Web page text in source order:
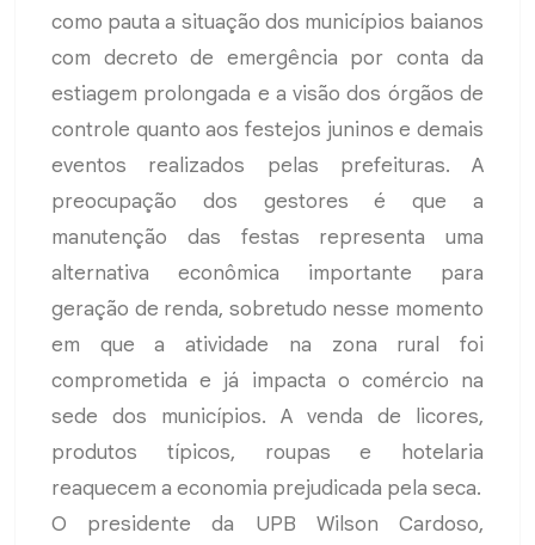
como pauta a situação dos municípios baianos
com decreto de emergência por conta da
estiagem prolongada e a visão dos órgãos de
controle quanto aos festejos juninos e demais
eventos realizados pelas prefeituras. A
preocupação dos gestores é que a
manutenção das festas representa uma
alternativa econômica importante para
geração de renda, sobretudo nesse momento
em que a atividade na zona rural foi
comprometida e já impacta o comércio na
sede dos municípios. A venda de licores,
produtos típicos, roupas e hotelaria
reaquecem a economia prejudicada pela seca.
O presidente da UPB Wilson Cardoso,